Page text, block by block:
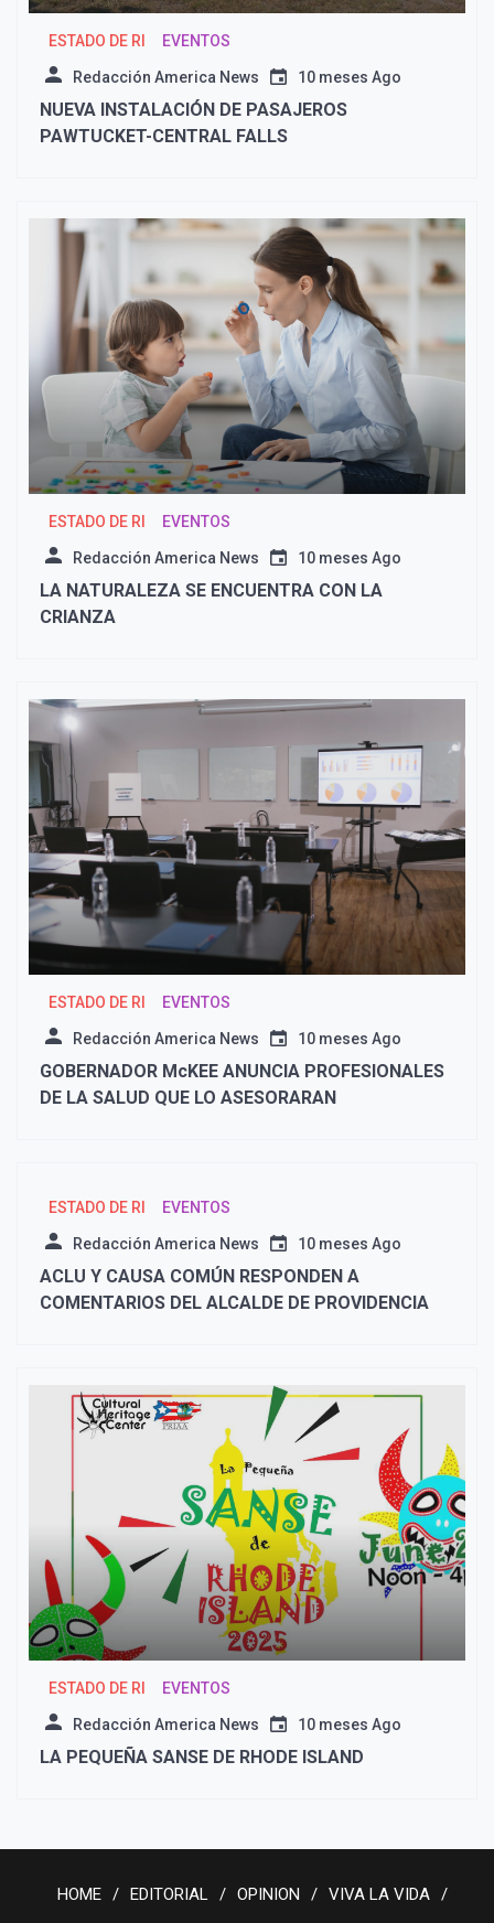
ESTADO DE RI EVENTOS
Redacción America News 10 meses Ago
NUEVA INSTALACIÓN DE PASAJEROS
PAWTUCKET-CENTRAL FALLS
ESTADO DE RI EVENTOS
Redacción America News 10 meses Ago
LA NATURALEZA SE ENCUENTRA CON LA
CRIANZA
ESTADO DE RI EVENTOS
Redacción America News 10 meses Ago
GOBERNADOR McKEE ANUNCIA PROFESIONALES
DE LA SALUD QUE LO ASESORARAN
ESTADO DE RI EVENTOS
Redacción America News 10 meses Ago
ACLU Y CAUSA COMÚN RESPONDEN A
COMENTARIOS DEL ALCALDE DE PROVIDENCIA
ESTADO DE RI EVENTOS
Redacción America News 10 meses Ago
LA PEQUEÑA SANSE DE RHODE ISLAND
HOME EDITORIAL OPINION
VIVA LA VIDA